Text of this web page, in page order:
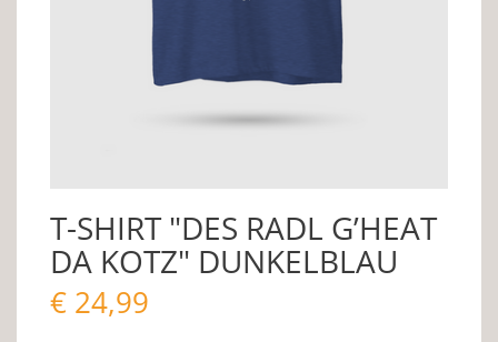
T-SHIRT "DES RADL G’HEAT
DA KOTZ" DUNKELBLAU
€ 24,99